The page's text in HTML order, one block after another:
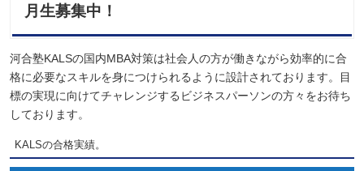
月生募集中！
河合塾KALSの国内MBA対策は社会人の方が働きながら効率的に合
格に必要なスキルを身につけられるように設計されております。目
標の実現に向けてチャレンジするビジネスパーソンの方々をお待ち
しております。
KALSの合格実績。